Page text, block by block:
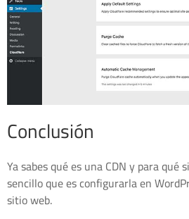
Conclusión
Ya sabes qué es una CDN y para qué
sencillo que es configurarla en
sitio web.